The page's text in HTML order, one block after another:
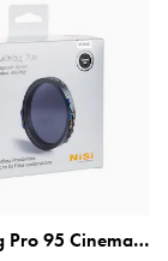
NiSi JetMag Pro 95 Cinema Kit